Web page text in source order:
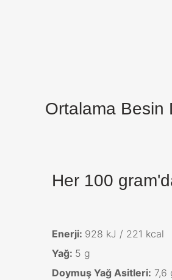
Ortalama Besin
Her 100
Enerji: 928 kJ / 221 kcal
Yağ: 5 g
Doymuş Yağ Asitleri: 7,6